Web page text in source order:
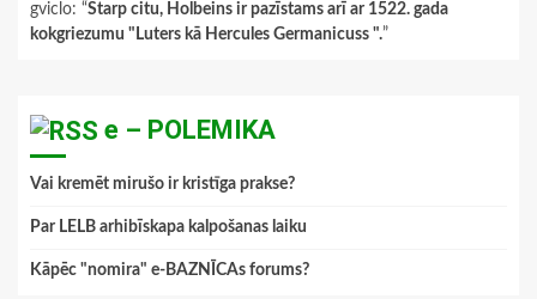
gviclo: “Starp citu, Holbeins ir pazīstams arī ar 1522. gada
kokgriezumu "Luters kā Hercules Germanicuss ".”
e – POLEMIKA
Vai kremēt mirušo ir kristīga prakse?
Par LELB arhibīskapa kalpošanas laiku
Kāpēc "nomira" e-BAZNĪCAs forums?